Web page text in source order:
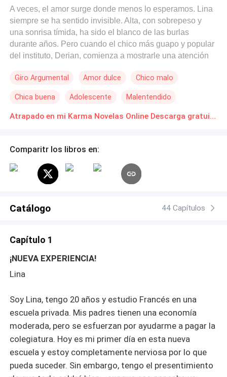
A veces, el amor surge donde menos lo esperamos. Lina
siempre se ha sentido invisible. Alta, con sobrepeso y
una sonrisa tímida, ha sido el blanco de las burlas
durante años. Pero cuando el chico más guapo y popular
del instituto, Derian, comienza a mostrarle una atención
intenciones. Después de todo, él siempre fue su
destino tiene otros planes. Tras un giro inesperado, los
dos se ven obligados a pasar más tiempo juntos, y lo que
Giro Argumental Amor dulce Chico malo
Chica buena Adolescente Malentendido
Atrapado en mi Karma Novelas Online Descarga gratuita de PDF
Comparitr los libros en:
Catálogo 44 Capítulos
Capítulo 1
¡NUEVA EXPERIENCIA!
Lina
Soy Lina, tengo 20 años y estudio Francés en una
escuela privada. Mis padres tienen una economía
moderada, pero se esfuerzan por ayudarme a pagar la
colegiatura. Hoy es mi primer día en esta nueva
escuela y estoy completamente nerviosa por lo que
pueda suceder. Sin embargo, tengo el presentimiento